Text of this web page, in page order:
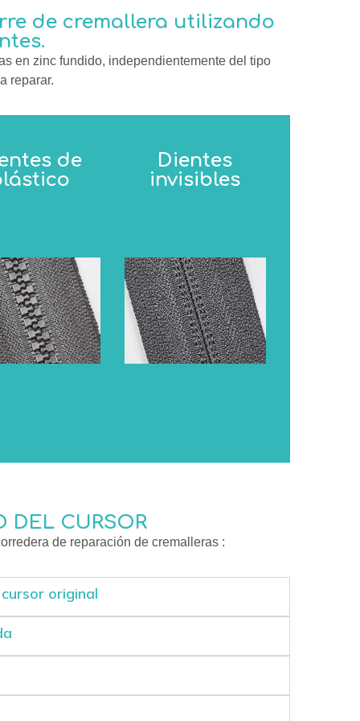
de cremallera utilizando
en zinc fundido, independientemente del tipo
reparar.
de
Dientes
invisibles
DEL CURSOR
de reparación de cremalleras :
original